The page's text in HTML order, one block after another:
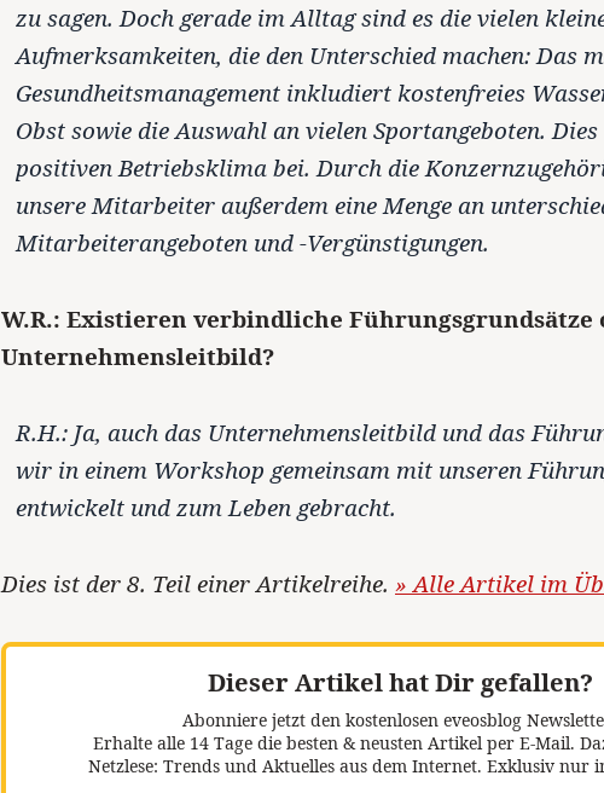
zu sagen. Doch gerade im Alltag sind es die vielen
Aufmerksamkeiten, die den Unterschied machen: Das
Gesundheitsmanagement inkludiert kostenfreies
Obst sowie die Auswahl an vielen Sportangeboten.
positiven Betriebsklima bei. Durch die
unsere Mitarbeiter außerdem eine Menge an
Mitarbeiterangeboten und -Vergünstigungen.
W.R.: Existieren verbindliche Führungsgrundsätze
Unternehmensleitbild?
R.H.: Ja, auch das Unternehmensleitbild und das
wir in einem Workshop gemeinsam mit unseren
entwickelt und zum Leben gebracht.
Dies ist der 8. Teil einer Artikelreihe. » Alle Artikel im
Dieser Artikel hat Dir gefallen?
Abonniere jetzt den kostenlosen eveosblog
Erhalte alle 14 Tage die besten & neusten Artikel per E-Mail.
Netzlese: Trends und Aktuelles aus dem Internet. Exklusiv nur